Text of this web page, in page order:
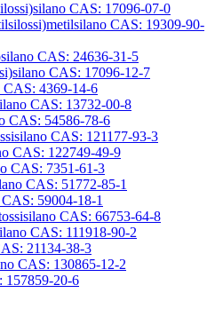
CAS: 17096-07-0
CAS: 19309-90-
CAS: 24636-31-5
CAS: 17096-12-7
CAS: 4369-14-6
CAS: 13732-00-8
CAS: 54586-78-6
CAS: 121177-93-3
CAS: 122749-49-9
CAS: 7351-61-3
CAS: 51772-85-1
59004-18-1
CAS: 66753-64-8
CAS: 111918-90-2
21134-38-3
CAS: 130865-12-2
157859-20-6